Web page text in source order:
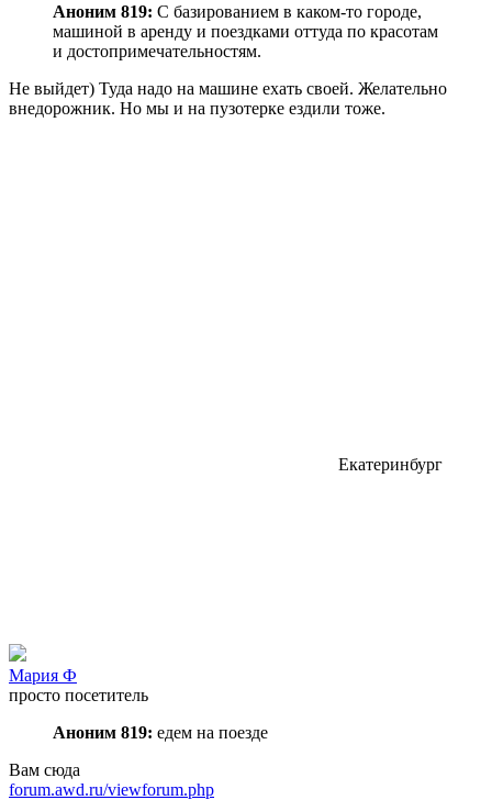
Аноним 819: С базированием в каком-то городе,
машиной в аренду и поездками оттуда по красотам
и достопримечательностям.
Не выйдет) Туда надо на машине ехать своей. Желательно
внедорожник. Но мы и на пузотерке ездили тоже.
Екатеринбург
Мария Ф
просто посетитель
Аноним 819: едем на поезде
Вам сюда
forum.awd.ru/viewforum.php